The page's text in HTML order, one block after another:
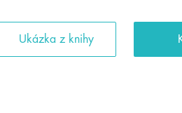
Ukázka z knihy